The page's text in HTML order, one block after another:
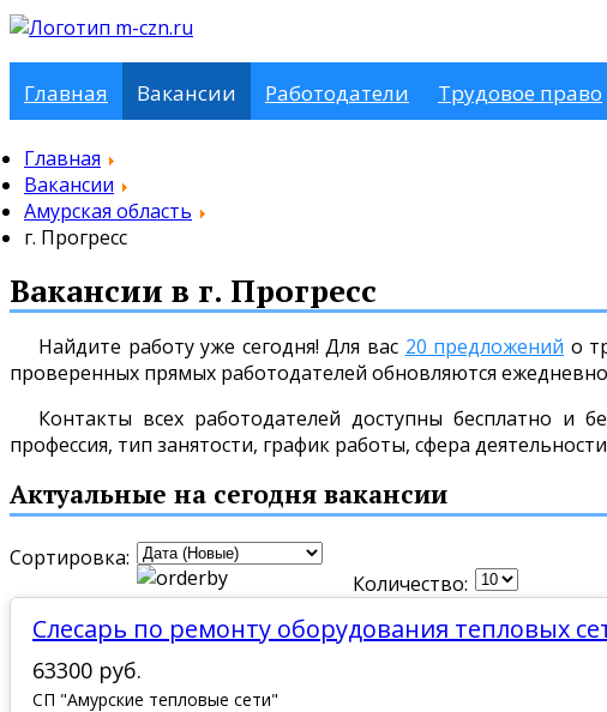
Главная Вакансии Работодатели Трудовое право
Главная
Вакансии
Амурская область
г. Прогресс
Вакансии в г. Прогресс
Найдите работу уже сегодня! Для вас 20 предложений о
проверенных прямых работодателей обновляются
Контакты всех работодателей доступны бесплатно и
профессия, тип занятости, график работы, сфера
Актуальные на сегодня вакансии
Сортировка:
Количество:
Слесарь по ремонту оборудования тепловых
63300 руб.
СП "Амурские тепловые сети"